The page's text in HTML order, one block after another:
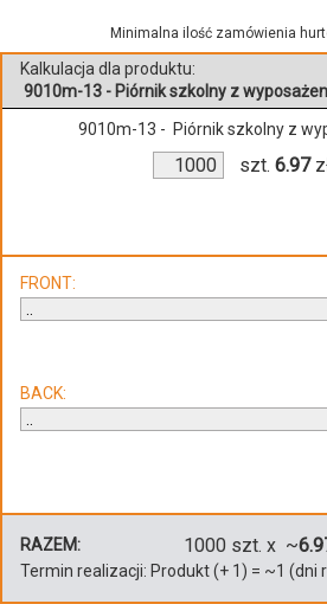
Minimalna ilość zamówienia
Kalkulacja dla produktu:
9010m-13 - Piórnik szkolny z
9010m-13 - Piórnik szkolny z
szt. 6.97
FRONT:
BACK:
RAZEM: 1000 szt. x ~
Termin realizacji: Produkt(+ 1 ) = ~1 (dni